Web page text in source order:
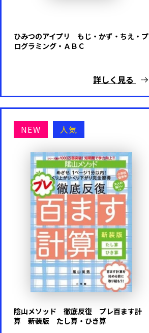
ひみつのアイプリ もじ・かず・ちえ・プ
ログラミング・ＡＢＣ
詳しく見る
NEW 人気
陰山メソッド 徹底反復 プレ百ます計
算 新装版 たし算・ひき算